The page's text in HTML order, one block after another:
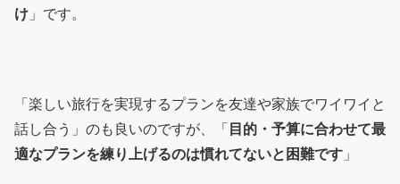
け 」です。
「楽しい旅行を実現するプランを友達や家族でワイワイと
話し合う」のも良いのですが、「 目的・予算に合わせて最
適なプランを練り上げるのは慣れてないと困難です 」